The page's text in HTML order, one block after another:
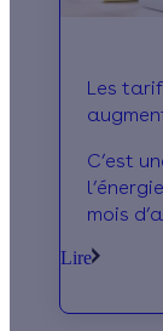
Les
C’est
mois
pour le
Lire